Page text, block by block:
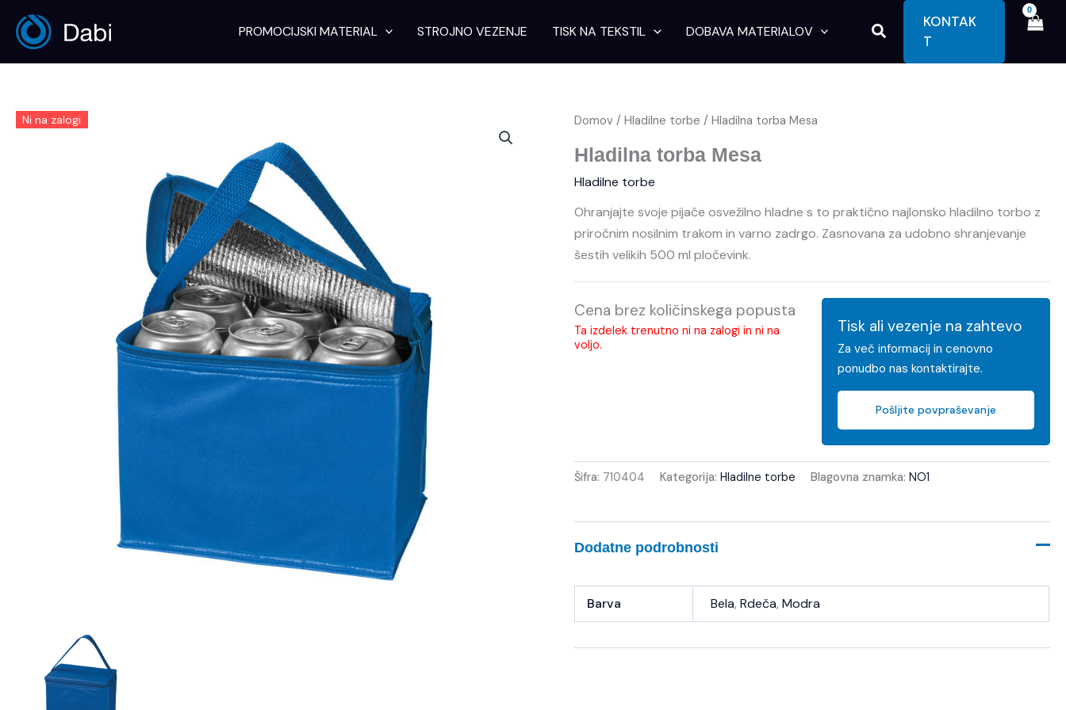
content
PROMOCIJSKI MATERIAL STROJNO VEZENJE TISK NA TEKSTIL DOBAVA MATERIALOV Search
KONTAK
T
Ni na zalogi Domov /Hladilne torbe / Hladilna torba Mesa
Hladilna torba Mesa
Hladilne torbe
Ohranjajte svoje pijače osvežilno hladne s to praktično najlonsko hladilno torbo z
priročnim nosilnim trakom in varno zadrgo. Zasnovana za udobno shranjevanje
šestih velikih 500 ml pločevink.
Cena brez količinskega popusta
Ta izdelek trenutno ni na zalogi in ni na
voljo.
Tisk ali vezenje na zahtevo
Za več informacij in cenovno
ponudbo nas kontaktirajte.
Pošljite povpraševanje
Šifra: 710404 Kategorija: Hladilne torbe Blagovna znamka: NO1
Dodatne podrobnosti
Barva Bela, Rdeča, Modra